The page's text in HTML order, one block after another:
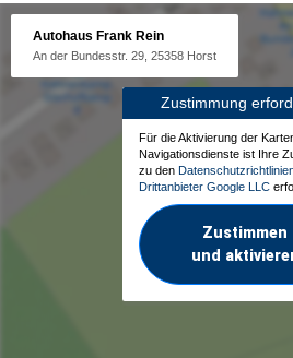
Autohaus Frank Rein
An der Bundesstr. 29, 25358 Horst
Zustimmung
Für die Aktivierung der
Navigationsdienste ist Ihre
zu den
Drittanbieter Google LLC
Zustimmen
und